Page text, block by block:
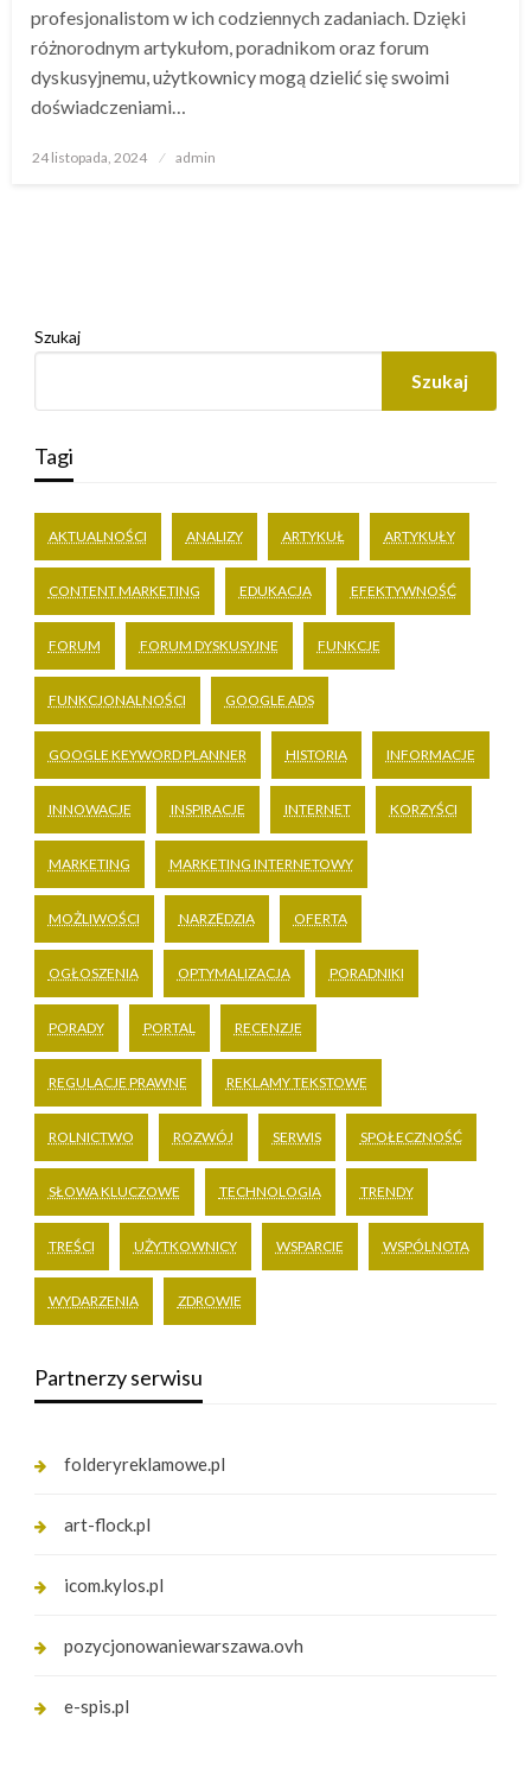
profesjonalistom w ich codziennych zadaniach. Dzięki
różnorodnym artykułom, poradnikom oraz forum
dyskusyjnemu, użytkownicy mogą dzielić się swoimi
doświadczeniami…
Opublikowane
24 listopada, 2024 admin
Szukaj
Szukaj
Tagi
AKTUALNOŚCI ANALIZY ARTYKUŁ ARTYKUŁY
CONTENT MARKETING EDUKACJA EFEKTYWNOŚĆ
FORUM FORUM DYSKUSYJNE FUNKCJE
FUNKCJONALNOŚCI GOOGLE ADS
GOOGLE KEYWORD PLANNER HISTORIA INFORMACJE
INNOWACJE INSPIRACJE INTERNET KORZYŚCI
MARKETING MARKETING INTERNETOWY
MOŻLIWOŚCI NARZĘDZIA OFERTA
OGŁOSZENIA OPTYMALIZACJA PORADNIKI
PORADY PORTAL RECENZJE
REGULACJE PRAWNE REKLAMY TEKSTOWE
ROLNICTWO ROZWÓJ SERWIS SPOŁECZNOŚĆ
SŁOWA KLUCZOWE TECHNOLOGIA TRENDY
TREŚCI UŻYTKOWNICY WSPARCIE WSPÓLNOTA
WYDARZENIA ZDROWIE
Partnerzy serwisu
folderyreklamowe.pl
art-flock.pl
icom.kylos.pl
pozycjonowaniewarszawa.ovh
e-spis.pl